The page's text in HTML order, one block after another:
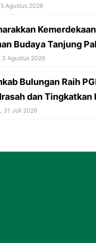
5 Agustus 2026
Budaya Tanjung
3 Agustus 2026
Bulungan Raih
dan Tingkatkan
31 Juli 2026